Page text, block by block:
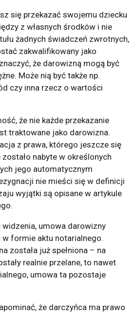
się przekazać swojemu dziecku
z własnych środków i nie
żadnych świadczeń zwrotnych,
zakwalifikowany jako
że darowizną mogą być
Może nią być także np.
czy inna rzecz o wartości
że nie każde przekazanie
traktowane jako darowizna.
z prawa, którego jeszcze się
zostało nabyte w określonych
jego automatycznym
nie mieści się w definicji
wyjątki są opisane w artykule
umowa darowizny
w formie aktu notarialnego.
została już spełniona – na
realnie przelane, to nawet
umowa ta pozostaje
że darczyńca ma prawo